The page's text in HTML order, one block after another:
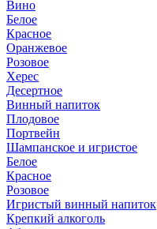
Вино
Белое
Красное
Оранжевое
Розовое
Херес
Десертное
Винный напиток
Плодовое
Портвейн
Шампанское и игристое
Белое
Красное
Розовое
Игристый винный напиток
Крепкий алкоголь